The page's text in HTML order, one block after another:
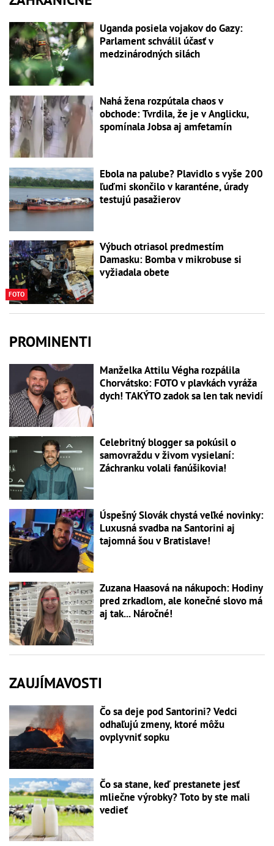
Uganda posiela vojakov do Gazy:
Parlament schválil účasť v
medzinárodných silách
Nahá žena rozpútala chaos v
obchode: Tvrdila, že je v Anglicku,
spomínala Jobsa aj amfetamín
Ebola na palube? Plavidlo s vyše 200
ľuďmi skončilo v karanténe, úrady
testujú pasažierov
FOTO
Výbuch otriasol predmestím
Damasku: Bomba v mikrobuse si
vyžiadala obete
PROMINENTI
Manželka Attilu Végha rozpálila
Chorvátsko: FOTO v plavkách vyráža
dych! TAKÝTO zadok sa len tak nevidí
Celebritný blogger sa pokúsil o
samovraždu v živom vysielaní:
Záchranku volali fanúšikovia!
Úspešný Slovák chystá veľké novinky:
Luxusná svadba na Santorini aj
tajomná šou v Bratislave!
Zuzana Haasová na nákupoch: Hodiny
pred zrkadlom, ale konečné slovo má
aj tak... Náročné!
ZAUJÍMAVOSTI
Čo sa deje pod Santorini? Vedci
odhaľujú zmeny, ktoré môžu
ovplyvniť sopku
Čo sa stane, keď prestanete jesť
mliečne výrobky? Toto by ste mali
vedieť